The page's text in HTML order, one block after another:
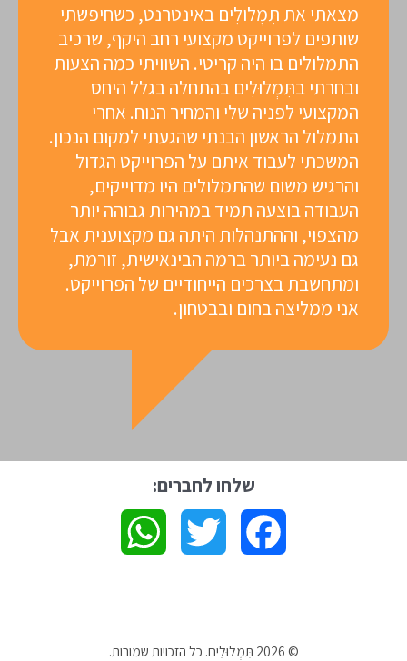
מצאתי את תִּמְלוּלִים באינטרנט, כשחיפשתי
שותפים לפרוייקט מקצועי רחב היקף, שרכיב
התמלולים בו היה קריטי. השוויתי כמה הצעות
ובחרתי בתִּמְלוּלִים בהתחלה בגלל היחס
המקצועי לפניה שלי והמחיר הנוח. אחרי
התמלול הראשון הבנתי שהגעתי למקום הנכון.
המשכתי לעבוד איתם על הפרוייקט הגדול
והרגיש משום שהתמלולים היו מדוייקים,
העבודה בוצעה תמיד במהירות גבוהה יותר
מהצפוי, וההתנהלות היתה גם מקצוענית אבל
גם נעימה ביותר ברמה הבינאישית, זורמת,
ומתחשבת בצרכים הייחודיים של הפרוייקט.
אני ממליצה בחום ובבטחון.
שלחו לחברים:
F
T
W
© 2026 תִּמְלוּלִים. כל הזכויות שמורות.